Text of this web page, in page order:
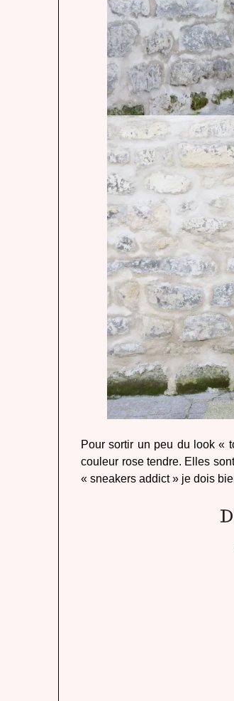
Pour sortir un peu du look «
couleur rose tendre. Elles
« sneakers addict » je dois